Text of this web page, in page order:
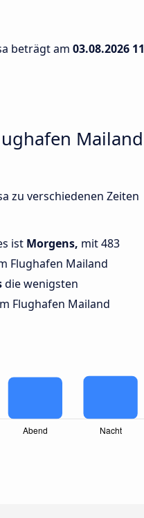
beträgt am 03.08.2026 11
Mailand
zu verschiedenen Zeiten
ist Morgens, mit 483
Flughafen Mailand
die wenigsten
Flughafen Mailand